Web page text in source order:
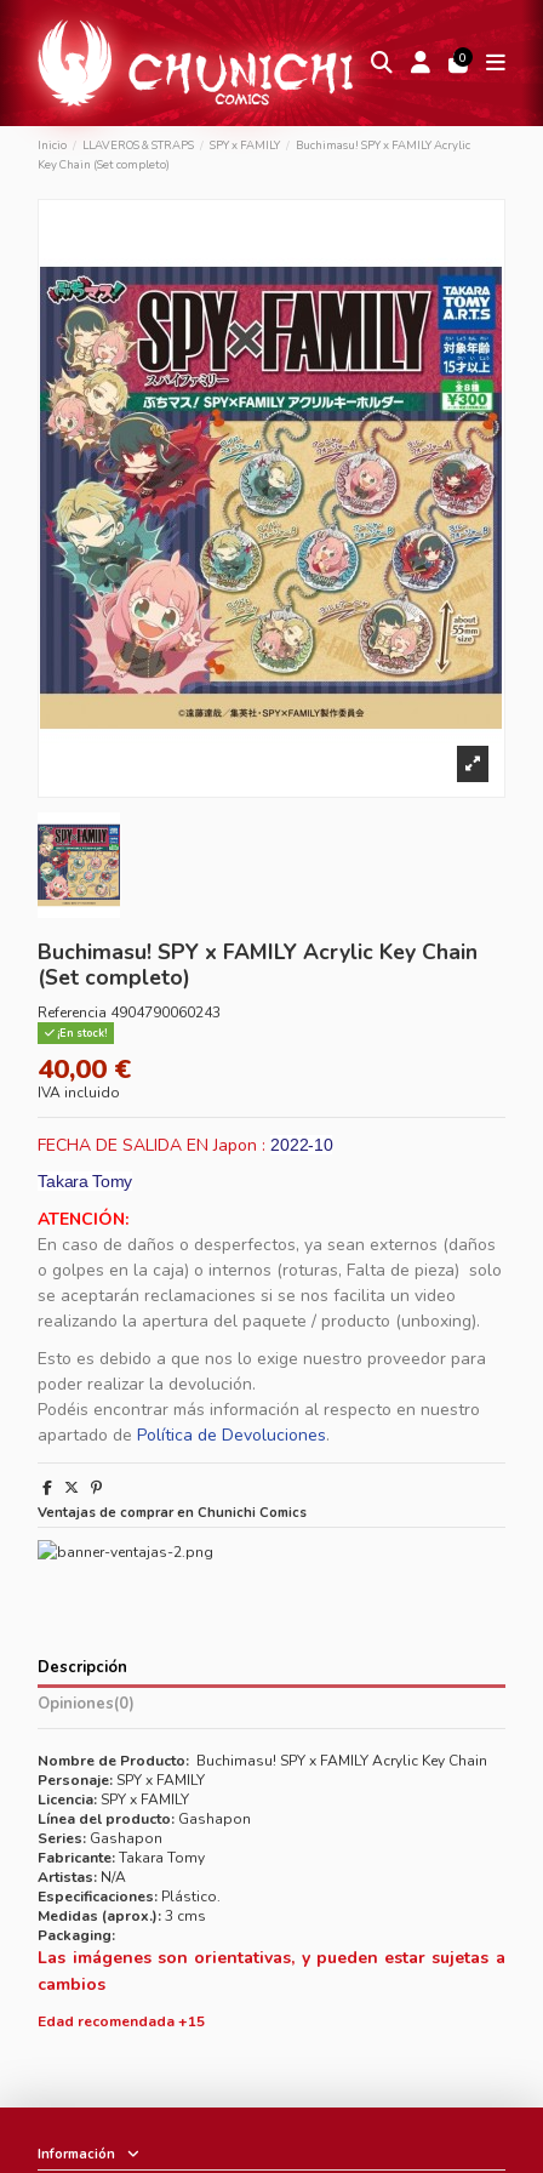
0
Inicio LLAVEROS & STRAPS SPY x FAMILY
Buchimasu! SPY x FAMILY Acrylic
Key Chain (Set completo)
Buchimasu! SPY x FAMILY Acrylic Key Chain
(Set completo)
Referencia 4904790060243
¡En stock!
40,00 €
IVA incluido
FECHA DE SALIDA EN Japon : 2022-10
Takara Tomy
ATENCIÓN:
En caso de daños o desperfectos, ya sean externos (daños
o golpes en la caja) o internos (roturas, Falta de pieza) solo
se aceptarán reclamaciones si se nos facilita un video
realizando la apertura del paquete / producto (unboxing).
Esto es debido a que nos lo exige nuestro proveedor para
poder realizar la devolución.
Podéis encontrar más información al respecto en nuestro
apartado dePolítica de Devoluciones.
Ventajas de comprar en Chunichi Comics
Descripción
Opiniones(0)
Nombre de Producto: Buchimasu! SPY x FAMILY Acrylic Key Chain
Personaje:SPY x FAMILY
Licencia:SPY x FAMILY
Línea del producto: Gashapon
Series: Gashapon
Fabricante:Takara Tomy
Artistas: N/A
Especificaciones: Plástico.
Medidas (aprox.):3 cms
Packaging:
Las imágenes son orientativas, y pueden estar sujetas a
cambios
Edad recomendada +15
Información